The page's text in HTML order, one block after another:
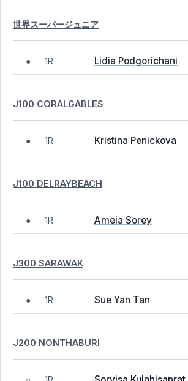
世界スーパージュニア
● 1R Lidia Podgorichani
J100 CORALGABLES
● 1R Kristina Penickova
J100 DELRAYBEACH
● 1R Ameia Sorey
J300 SARAWAK
● 1R Sue Yan Tan
J200 NONTHABURI